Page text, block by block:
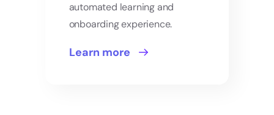
automated learning and
onboarding experience.
Learn more